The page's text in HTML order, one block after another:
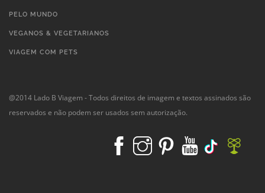
PELO MUNDO
VEGANOS & VEGETARIANOS
VIAGEM COM PETS
@2014 Lado B Viagem - Todos direitos de imagem e textos assinados são
reservados e não podem ser usados sem autorização.